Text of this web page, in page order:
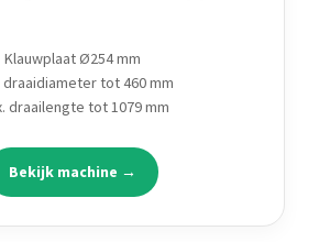
Klauwplaat Ø254 mm
draaidiameter tot 460 mm
draailengte tot 1079 mm
Bekijk machine →